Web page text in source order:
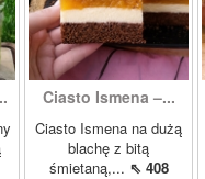
Ciasto Ismena –...
Ciasto Ismena na dużą
blachę z bitą
śmietaną,... ⇖ 408